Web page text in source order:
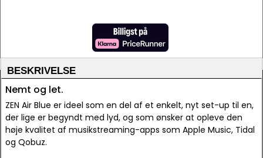
BESKRIVELSE
Nemt og let.
ZEN Air Blue er ideel som en del af et enkelt, nyt set-up til en,
der lige er begyndt med lyd, og som ønsker at opleve den
høje kvalitet af musikstreaming-apps som Apple Music, Tidal
og Qobuz.